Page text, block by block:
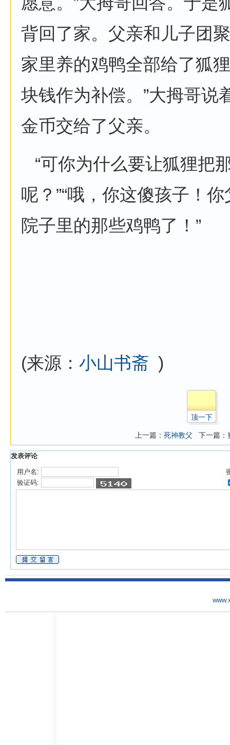
背回了家。父亲和儿子团
家里养的鸡鸭全部给了狐
块钱作为补偿。”大拇哥说
金币交给了父亲。
“可你为什么要让狐狸把
呢？”“哦，你这傻孩子！
院子里的那些鸡鸭了！”
(来源： 小山书斋 )
顶一下
上一篇： 死神教父 下一篇：
发表评论
用户名:
验证码: